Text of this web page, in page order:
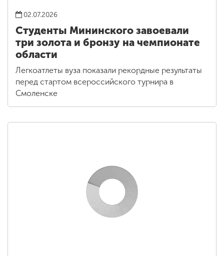
02.07.2026
Студенты Мининского завоевали
три золота и бронзу на чемпионате
области
Легкоатлеты вуза показали рекордные результаты
перед стартом всероссийского турнира в
Смоленске